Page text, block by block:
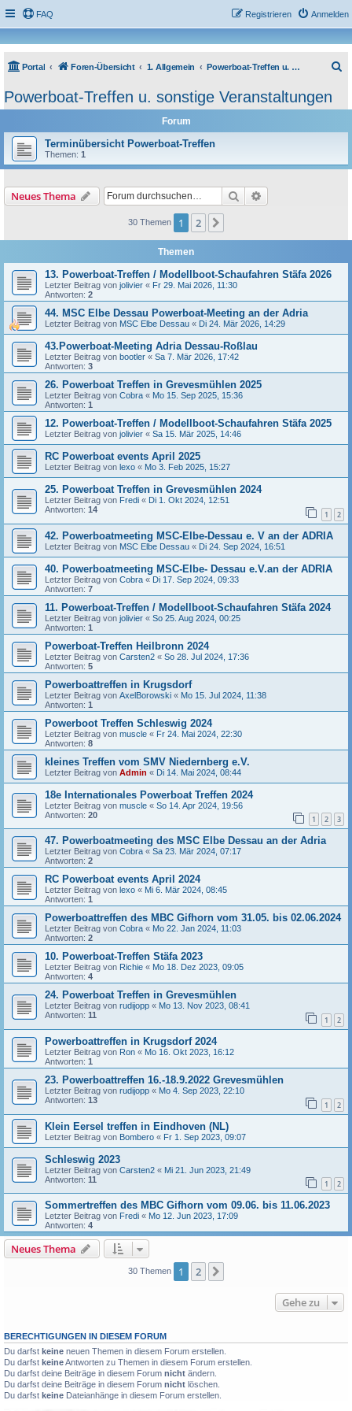
FAQ Anmelden
Registrieren
Portal Foren-Übersicht 1. Allgemein Powerboat-Treffen u. sonstige Veranstaltungen
Powerboat-Treffen u. sonstige Veranstaltungen
Forum
Terminübersicht Powerboat-Treffen
Themen: 1
Neues Thema Suche
30 Themen 1 2
Themen
13. Powerboat-Treffen / Modellboot-Schaufahren Stäfa 2026
Letzter Beitrag von jolivier « Fr 29. Mai 2026, 11:30
Antworten: 2
44. MSC Elbe Dessau Powerboat-Meeting an der Adria
Letzter Beitrag von MSC Elbe Dessau « Di 24. Mär 2026, 14:29
43.Powerboat-Meeting Adria Dessau-Roßlau
Letzter Beitrag von bootler « Sa 7. Mär 2026, 17:42
Antworten: 3
26. Powerboat Treffen in Grevesmühlen 2025
Letzter Beitrag von Cobra « Mo 15. Sep 2025, 15:36
Antworten: 1
12. Powerboat-Treffen / Modellboot-Schaufahren Stäfa 2025
Letzter Beitrag von jolivier « Sa 15. Mär 2025, 14:46
RC Powerboat events April 2025
Letzter Beitrag von lexo « Mo 3. Feb 2025, 15:27
25. Powerboat Treffen in Grevesmühlen 2024
Letzter Beitrag von Fredi « Di 1. Okt 2024, 12:51
Antworten: 14 1 2
42. Powerboatmeeting MSC-Elbe-Dessau e. V an der ADRIA
Letzter Beitrag von MSC Elbe Dessau « Di 24. Sep 2024, 16:51
40. Powerboatmeeting MSC-Elbe- Dessau e.V.an der ADRIA
Letzter Beitrag von Cobra « Di 17. Sep 2024, 09:33
Antworten: 7
11. Powerboat-Treffen / Modellboot-Schaufahren Stäfa 2024
Letzter Beitrag von jolivier « So 25. Aug 2024, 00:25
Antworten: 1
Powerboat-Treffen Heilbronn 2024
Letzter Beitrag von Carsten2 « So 28. Jul 2024, 17:36
Antworten: 5
Powerboattreffen in Krugsdorf
Letzter Beitrag von AxelBorowski « Mo 15. Jul 2024, 11:38
Antworten: 1
Powerboot Treffen Schleswig 2024
Letzter Beitrag von muscle « Fr 24. Mai 2024, 22:30
Antworten: 8
kleines Treffen vom SMV Niedernberg e.V.
Letzter Beitrag von Admin « Di 14. Mai 2024, 08:44
18e Internationales Powerboat Treffen 2024
Letzter Beitrag von muscle « So 14. Apr 2024, 19:56
Antworten: 20 1 2 3
47. Powerboatmeeting des MSC Elbe Dessau an der Adria
Letzter Beitrag von Cobra « Sa 23. Mär 2024, 07:17
Antworten: 2
RC Powerboat events April 2024
Letzter Beitrag von lexo « Mi 6. Mär 2024, 08:45
Antworten: 1
Powerboattreffen des MBC Gifhorn vom 31.05. bis 02.06.2024
Letzter Beitrag von Cobra « Mo 22. Jan 2024, 11:03
Antworten: 2
10. Powerboat-Treffen Stäfa 2023
Letzter Beitrag von Richie « Mo 18. Dez 2023, 09:05
Antworten: 4
24. Powerboat Treffen in Grevesmühlen
Letzter Beitrag von rudijopp « Mo 13. Nov 2023, 08:41
Antworten: 11 1 2
Powerboattreffen in Krugsdorf 2024
Letzter Beitrag von Ron « Mo 16. Okt 2023, 16:12
Antworten: 1
23. Powerboattreffen 16.-18.9.2022 Grevesmühlen
Letzter Beitrag von rudijopp « Mo 4. Sep 2023, 22:10
Antworten: 13 1 2
Klein Eersel treffen in Eindhoven (NL)
Letzter Beitrag von Bombero « Fr 1. Sep 2023, 09:07
Schleswig 2023
Letzter Beitrag von Carsten2 « Mi 21. Jun 2023, 21:49
Antworten: 11 1 2
Sommertreffen des MBC Gifhorn vom 09.06. bis 11.06.2023
Letzter Beitrag von Fredi « Mo 12. Jun 2023, 17:09
Antworten: 4
Neues Thema
30 Themen 1 2
Gehe zu
BERECHTIGUNGEN IN DIESEM FORUM
Du darfst keine neuen Themen in diesem Forum erstellen.
Du darfst keineAntworten zu Themen in diesem Forum erstellen.
Du darfst deine Beiträge in diesem Forum nicht ändern.
Du darfst deine Beiträge in diesem Forum nicht löschen.
Du darfst keine Dateianhänge in diesem Forum erstellen.